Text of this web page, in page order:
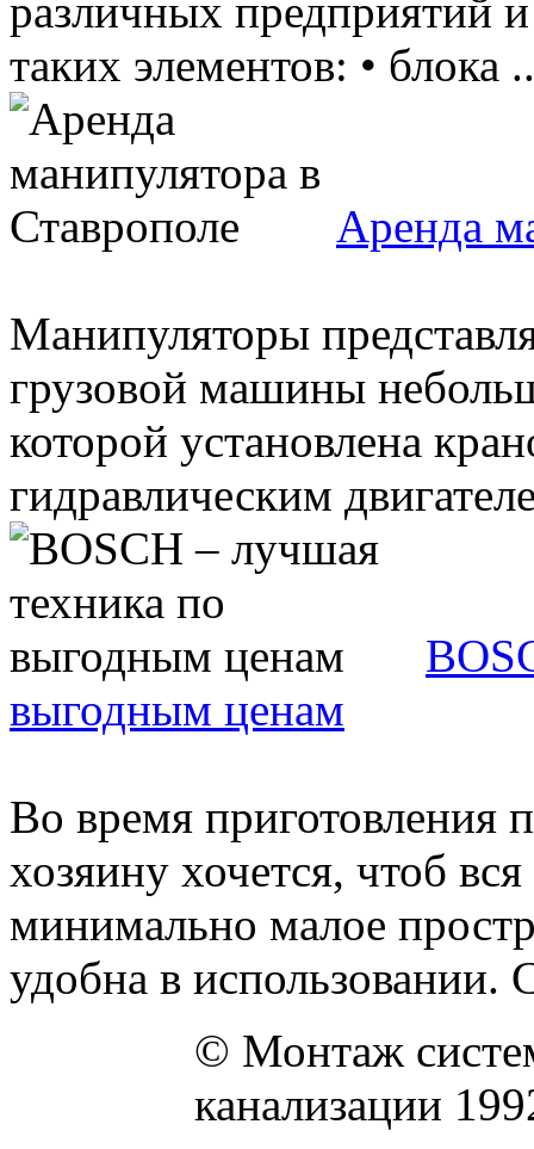
различных предприятий
таких элементов: • блока
Аренда
Манипуляторы
грузовой машины
которой установлена
гидравлическим
выгодным ценам
Во время
хозяину хочется, чтоб
минимально малое
удобна в использовании.
© Монтаж
канализации